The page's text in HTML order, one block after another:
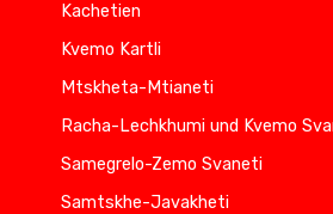
Kachetien
Kvemo Kartli
Mtskheta-Mtianeti
Racha-Lechkhumi und Kvemo
Samegrelo-Zemo Svaneti
Samtskhe-Javakheti